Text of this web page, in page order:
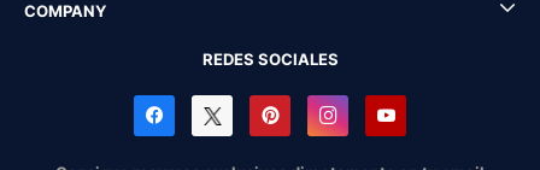
COMPANY
REDES SOCIALES